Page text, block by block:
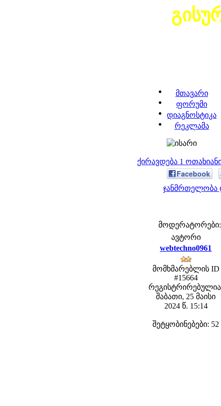
მთავარი
ფორუმი
დიაგნოსტიკა
რეკლამა
ქირავდება 1
Facebook
ჯანმრთელობა
მოდერატორები:
ავტორი
webtechno0961
მომხმარებლის ID
#15664
შაბათი, 25 მაისი
2024 წ. 15:14
შეტყობინებები: 52